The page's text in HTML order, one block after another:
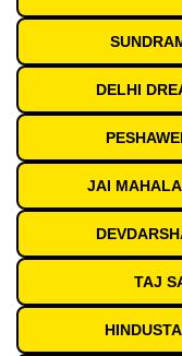
DELHI
JAI
TAJ